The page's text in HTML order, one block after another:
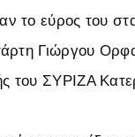
το εύρος του
Γιώργου
του ΣΥΡΙΖΑ